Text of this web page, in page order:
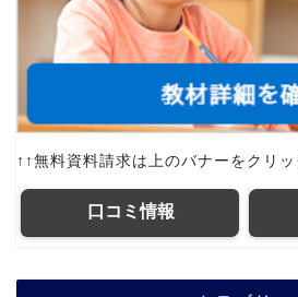
↑↑無料資料請求は上のバナーをクリッ
口コミ情報